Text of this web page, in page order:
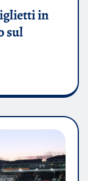
in
sul